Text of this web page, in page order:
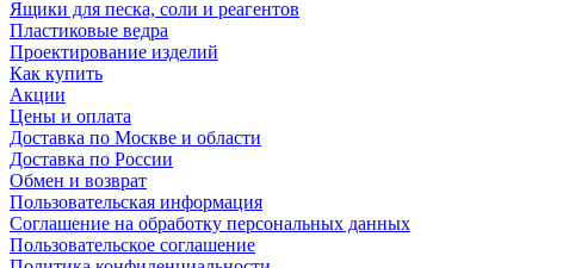
Ящики для песка, соли и реагентов
Пластиковые ведра
Проектирование изделий
Как купить
Акции
Цены и оплата
Доставка по Москве и области
Доставка по России
Обмен и возврат
Пользовательская информация
Соглашение на обработку персональных данных
Пользовательское соглашение